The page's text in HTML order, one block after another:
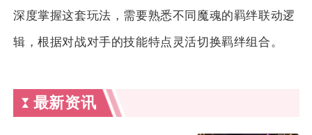
深度掌握这套玩法，需要熟悉不同魔魂的羁绊联动逻
辑，根据对战对手的技能特点灵活切换羁绊组合。
最新资讯